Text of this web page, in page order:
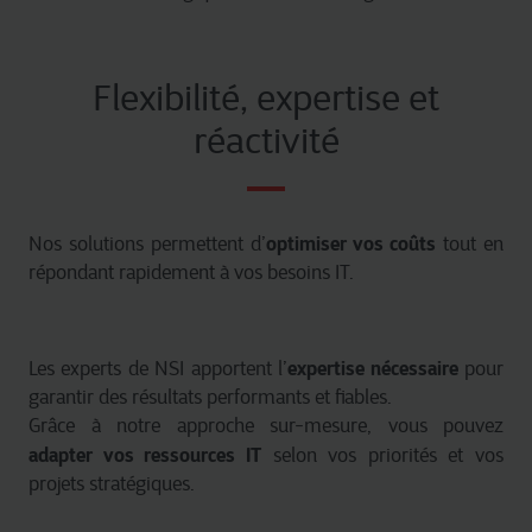
savoir plus et pour modifier vos paramètres. Si vous
désactivez certains cookies, veuillez noter que certains
éléments du site ou de l’application pourraient être
les services que nous pouvons offrir.
Pour plus d’informations détaillées, veuillez consulterici
notre déclaration sur les cookies.
Flexibilité, expertise et
réactivité
Nos solutions permettent d’optimiser vos coûts tout en
répondant rapidement à vos besoins IT.
Les experts de NSI apportent l’expertise nécessairepour
garantir des résultats performants et fiables.
Grâce à notre approche sur-mesure, vous pouvez
adapter vos ressources ITselon vos priorités et vos
projets stratégiques.